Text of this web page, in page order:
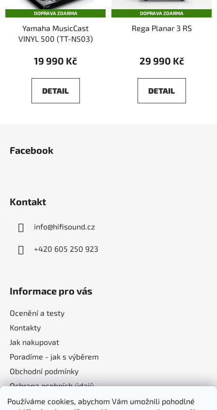
Používáme cookies, abychom Vám umožnili pohodlné
DOPRAVA ZDARMA
Yamaha MusicCast
VINYL 500 (TT-N503)
19 990 Kč
DETAIL
DOPRAVA ZDARMA
Rega Planar 3 RS
29 990 Kč
DETAIL
Facebook
Kontakt
info@hifisound.cz
+420 605 250 923
Informace pro vás
Ocenění a testy
Kontakty
Jak nakupovat
Poradíme - jak s výběrem
Obchodní podmínky
Ochrana osobních údajů